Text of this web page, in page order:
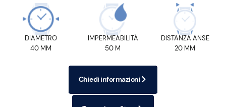
DIAMETRO
40 MM
IMPERMEABILITÀ
50 M
DISTANZA ANSE
20 MM
Chiedi informazioni